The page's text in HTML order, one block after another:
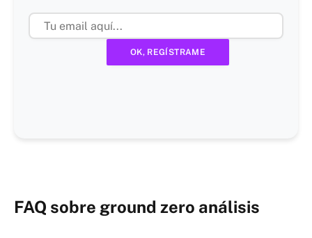
FAQ sobre ground zero análisis